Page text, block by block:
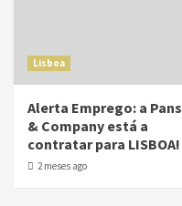
Lisboa
Alerta Emprego: a Pans
& Company está a
contratar para LISBOA!
2 meses ago